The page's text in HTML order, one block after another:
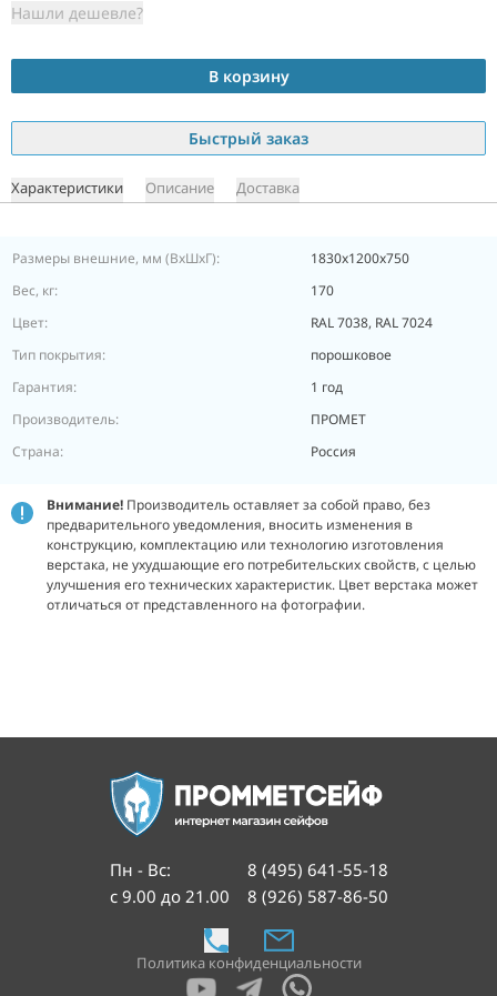
Нашли дешевле?
В корзину
Быстрый заказ
Характеристики Описание Доставка
Размеры внешние, мм (ВхШхГ):
1830x1200x750
Вес, кг:
170
Цвет:
RAL 7038, RAL 7024
Тип покрытия:
порошковое
Гарантия:
1 год
Производитель:
ПРОМЕТ
Страна:
Россия
Внимание! Производитель оставляет за собой право, без
предварительного уведомления, вносить изменения в
конструкцию, комплектацию или технологию изготовления
верстака, не ухудшающие его потребительских свойств, с целью
улучшения его технических характеристик. Цвет верстака может
отличаться от представленного на фотографии.
Пн - Вс:
с 9.00 до 21.00
8 (495) 641-55-18
8 (926) 587-86-50
Политика конфиденциальности